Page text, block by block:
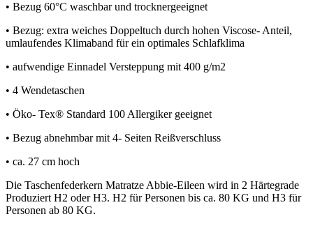
• Bezug 60°C waschbar und trocknergeeignet
• Bezug: extra weiches Doppeltuch durch hohen Viscose- Anteil,
umlaufendes Klimaband für ein optimales Schlafklima
• aufwendige Einnadel Versteppung mit 400 g/m2
• 4 Wendetaschen
• Öko- Tex® Standard 100 Allergiker geeignet
• Bezug abnehmbar mit 4- Seiten Reißverschluss
• ca. 27 cm hoch
Die Taschenfederkern Matratze Abbie-Eileen wird in 2 Härtegrade
Produziert H2 oder H3. H2 für Personen bis ca. 80 KG und H3 für
Personen ab 80 KG.